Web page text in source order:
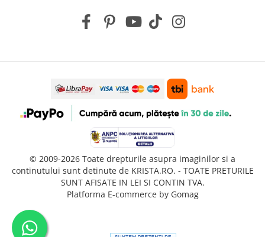
© 2009-2026 Toate drepturile asupra imaginilor si a
continutului sunt detinute de KRISTA.RO. - TOATE PRETURILE
SUNT AFISATE IN LEI SI CONTIN TVA.
Platforma E-commerce by Gomag